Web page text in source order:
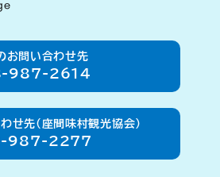
お問い合わせ先
987-2614
せ先（座間味村観光協会）
987-2277